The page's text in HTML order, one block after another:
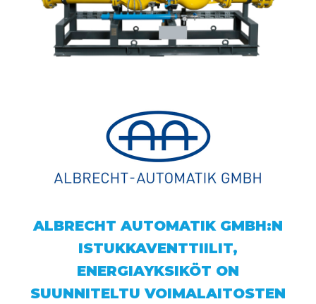
ALBRECHT AUTOMATIK GMBH:N
ISTUKKAVENTTIILIT,
ENERGIAYKSIKÖT ON
SUUNNITELTU VOIMALAITOSTEN